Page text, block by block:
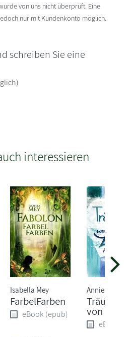
von uns nicht überprüft. Eine
nur mit Kundenkonto möglich.
schreiben Sie eine
interessieren
Isabella Mey
FarbelFarben
eBook (epub)
Annie Laine
Träum
von Liebe
eBook